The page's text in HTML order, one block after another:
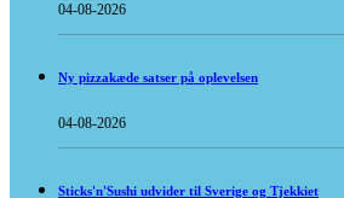
04-08-2026
Ny pizzakæde satser på oplevelsen
04-08-2026
Sticks'n'Sushi udvider til Sverige og Tjekkiet